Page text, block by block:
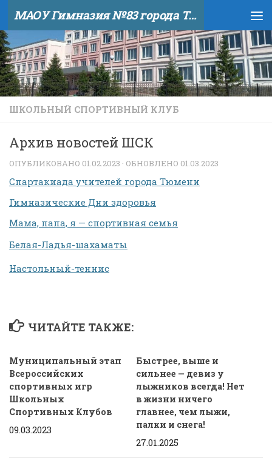
Skip to content МАОУ Гимназия №83 города Тюмени
ШКОЛЬНЫЙ СПОРТИВНЫЙ КЛУБ
Архив новостей ШСК
ОПУБЛИКОВАНО 01.02.2023 · ОБНОВЛЕНО 01.03.2023
Спартакиада учителей города Тюмени
Гимназические Дни здоровья
Мама, папа, я — спортивная семья
Белая-Ладья-шахаматы
Настольный-теннис
ЧИТАЙТЕ ТАКЖЕ:
Муниципальный этап
Всероссийских
спортивных игр
Школьных
Спортивных Клубов
09.03.2023
Быстрее, выше и
сильнее — девиз у
лыжников всегда! Нет
в жизни ничего
главнее, чем лыжи,
палки и снега!
27.01.2025